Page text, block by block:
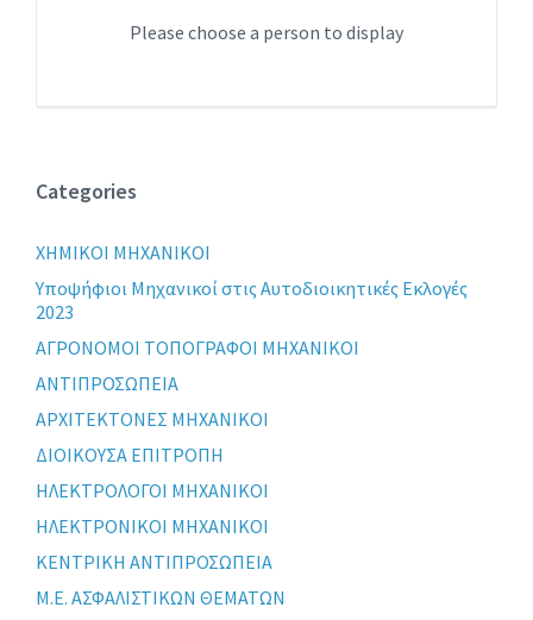
Please choose a person to display
Categories
XHMIKOI MHXANIKOI
Yποψήφιοι Μηχανικοί στις Αυτοδιοικητικές Εκλογές
2023
ΑΓΡΟΝΟΜΟΙ ΤΟΠΟΓΡΑΦΟΙ ΜΗΧΑΝΙΚΟΙ
ΑΝΤΙΠΡΟΣΩΠΕΙΑ
ΑΡΧΙΤΕΚΤΟΝΕΣ ΜΗΧΑΝΙΚΟΙ
ΔΙΟΙΚΟΥΣΑ ΕΠΙΤΡΟΠΗ
ΗΛΕΚΤΡΟΛΟΓΟΙ ΜΗΧΑΝΙΚΟΙ
ΗΛΕΚΤΡΟΝΙΚΟΙ ΜΗΧΑΝΙΚΟΙ
ΚΕΝΤΡΙΚΗ ΑΝΤΙΠΡΟΣΩΠΕΙΑ
Μ.Ε. ΑΣΦΑΛΙΣΤΙΚΩΝ ΘΕΜΑΤΩΝ